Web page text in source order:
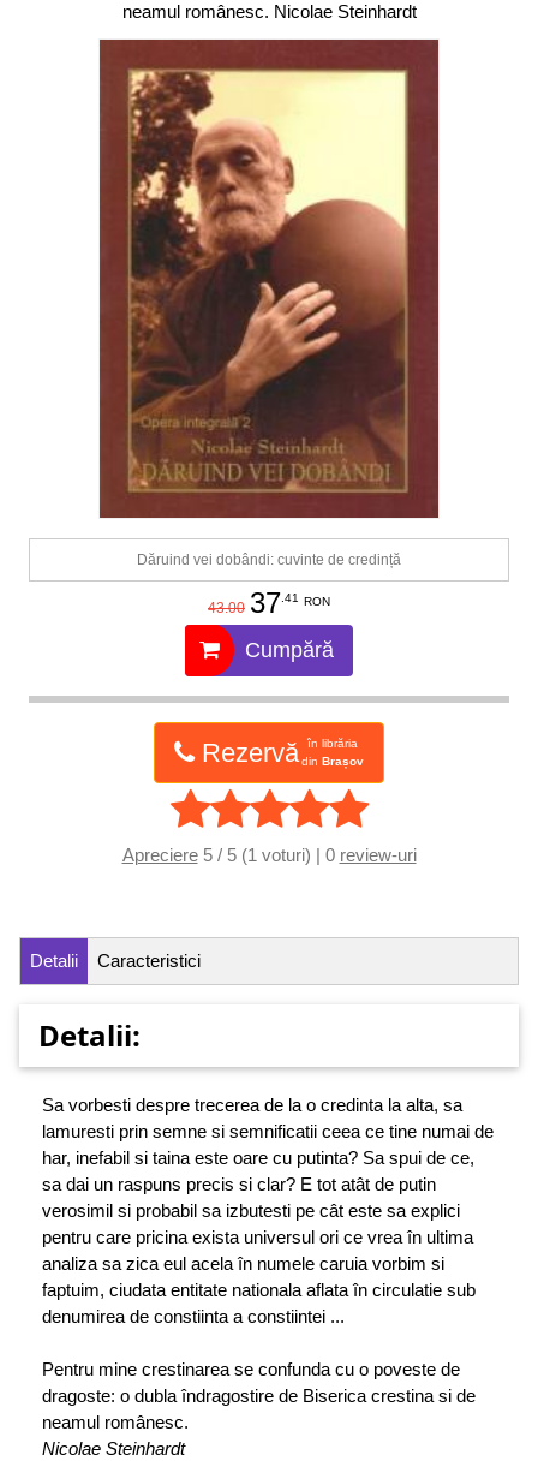
neamul românesc. Nicolae Steinhardt
Dăruind vei dobândi: cuvinte de credință
43.00 37.41 RON
Cumpără
Rezervă
în librăria
din Brașov
Apreciere5 / 5 (1 voturi) | 0 review-uri
Detalii Caracteristici
Detalii:
Sa vorbesti despre trecerea de la o credinta la alta, sa
lamuresti prin semne si semnificatii ceea ce tine numai de
har, inefabil si taina este oare cu putinta? Sa spui de ce,
sa dai un raspuns precis si clar? E tot atât de putin
verosimil si probabil sa izbutesti pe cât este sa explici
pentru care pricina exista universul ori ce vrea în ultima
analiza sa zica eul acela în numele caruia vorbim si
faptuim, ciudata entitate nationala aflata în circulatie sub
denumirea de constiinta a constiintei ...
Pentru mine crestinarea se confunda cu o poveste de
dragoste: o dubla îndragostire de Biserica crestina si de
neamul românesc.
Nicolae Steinhardt